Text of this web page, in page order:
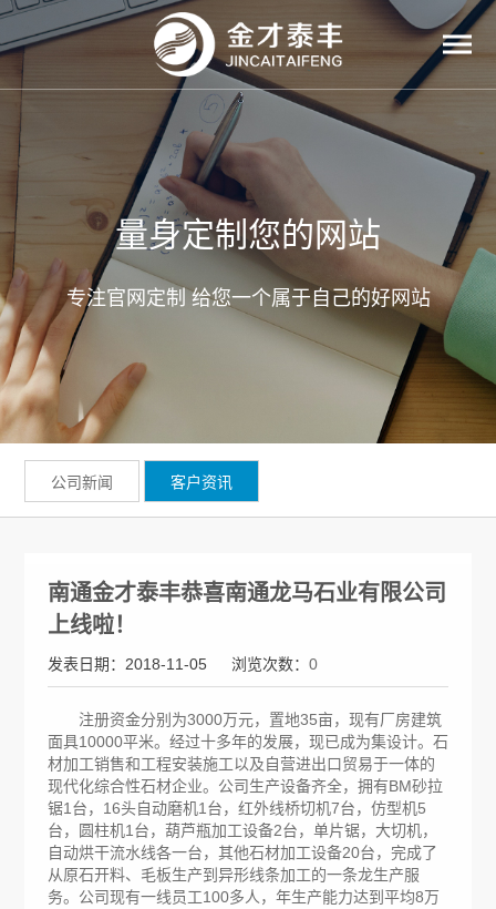
量身定制您的网站
专注官网定制 给您一个属于自己的好网站
公司新闻 客户资讯
南通金才泰丰恭喜南通龙马石业有限公司
上线啦！
发表日期：2018-11-05 浏览次数： 0
注册资金分别为3000万元，置地35亩，现有厂房建筑
面具10000平米。经过十多年的发展，现已成为集设计。石
材加工销售和工程安装施工以及自营进出口贸易于一体的
现代化综合性石材企业。公司生产设备齐全，拥有BM砂拉
锯1台，16头自动磨机1台，红外线桥切机7台，仿型机5
台，圆柱机1台，葫芦瓶加工设备2台，单片锯，大切机，
自动烘干流水线各一台，其他石材加工设备20台，完成了
从原石开料、毛板生产到异形线条加工的一条龙生产服
务。公司现有一线员工100多人，年生产能力达到平均8万